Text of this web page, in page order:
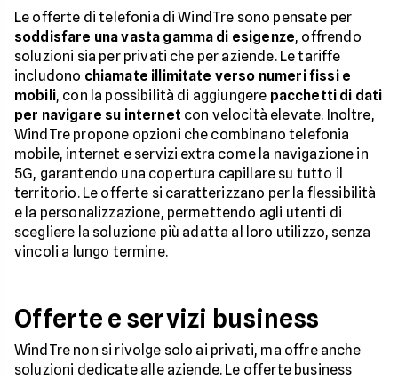
Le offerte di telefonia di WindTre sono pensate per
soddisfare una vasta gamma di esigenze, offrendo
soluzioni sia per privati che per aziende. Le tariffe
includono chiamate illimitate verso numeri fissi e
mobili, con la possibilità di aggiungere pacchetti di dati
per navigare su internet con velocità elevate. Inoltre,
WindTre propone opzioni che combinano telefonia
mobile, internet e servizi extra come la navigazione in
5G, garantendo una copertura capillare su tutto il
territorio. Le offerte si caratterizzano per la flessibilità
e la personalizzazione, permettendo agli utenti di
scegliere la soluzione più adatta al loro utilizzo, senza
vincoli a lungo termine.
Offerte e servizi business
WindTre non si rivolge solo ai privati, ma offre anche
soluzioni dedicate alle aziende. Le offerte business